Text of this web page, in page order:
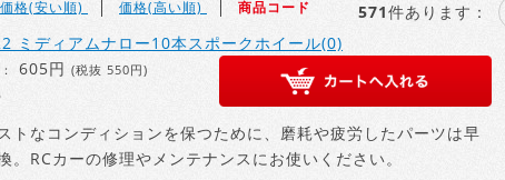
価格(安い順) 価格(高い順) 商品コード 571件あります ：
ミディアムナロー10本スポークホイール(0)
605円 (税抜 550円)
トなコンディションを保つために、磨耗や疲労したパーツは早
。RCカーの修理やメンテナンスにお使いください。